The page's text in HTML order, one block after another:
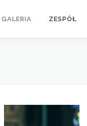
GALERIA ZESPÓŁ